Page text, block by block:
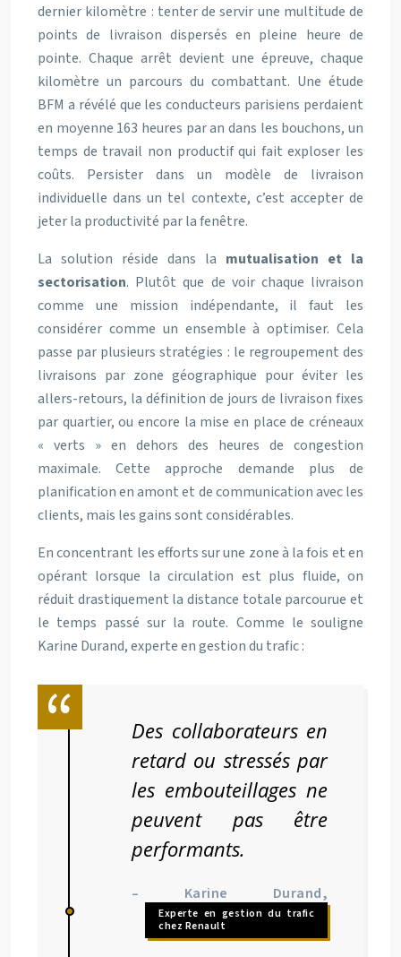
dernier kilomètre : tenter de servir une multitude de
points de livraison dispersés en pleine heure de
pointe. Chaque arrêt devient une épreuve, chaque
kilomètre un parcours du combattant. Une étude
BFM a révélé que les conducteurs parisiens perdaient
en moyenne 163 heures par an dans les bouchons, un
temps de travail non productif qui fait exploser les
coûts. Persister dans un modèle de livraison
individuelle dans un tel contexte, c’est accepter de
jeter la productivité par la fenêtre.
La solution réside dans la mutualisation et la
sectorisation. Plutôt que de voir chaque livraison
comme une mission indépendante, il faut les
considérer comme un ensemble à optimiser. Cela
passe par plusieurs stratégies : le regroupement des
livraisons par zone géographique pour éviter les
allers-retours, la définition de jours de livraison fixes
par quartier, ou encore la mise en place de créneaux
« verts » en dehors des heures de congestion
maximale. Cette approche demande plus de
planification en amont et de communication avec les
clients, mais les gains sont considérables.
En concentrant les efforts sur une zone à la fois et en
opérant lorsque la circulation est plus fluide, on
réduit drastiquement la distance totale parcourue et
le temps passé sur la route. Comme le souligne
Karine Durand, experte en gestion du trafic :
Des collaborateurs en
retard ou stressés par
les embouteillages ne
peuvent pas être
performants.
– Karine Durand,
Experte en gestion du trafic
chez Renault